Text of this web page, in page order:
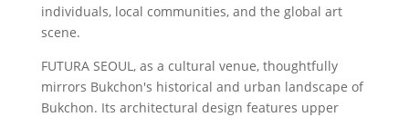
individuals, local communities, and the global art
scene.
FUTURA SEOUL, as a cultural venue, thoughtfully
mirrors Bukchon's historical and urban landscape of
Bukchon. Its architectural design features upper